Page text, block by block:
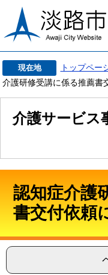
現在地 トップペー
介護研修受講に係る推薦書
介護サービス
認知症介護
書交付依頼